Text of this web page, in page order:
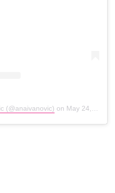
(@anaivanovic) on May 24, 2019 at 5:00am PDT